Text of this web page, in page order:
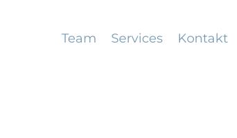
Team Services Kontakt